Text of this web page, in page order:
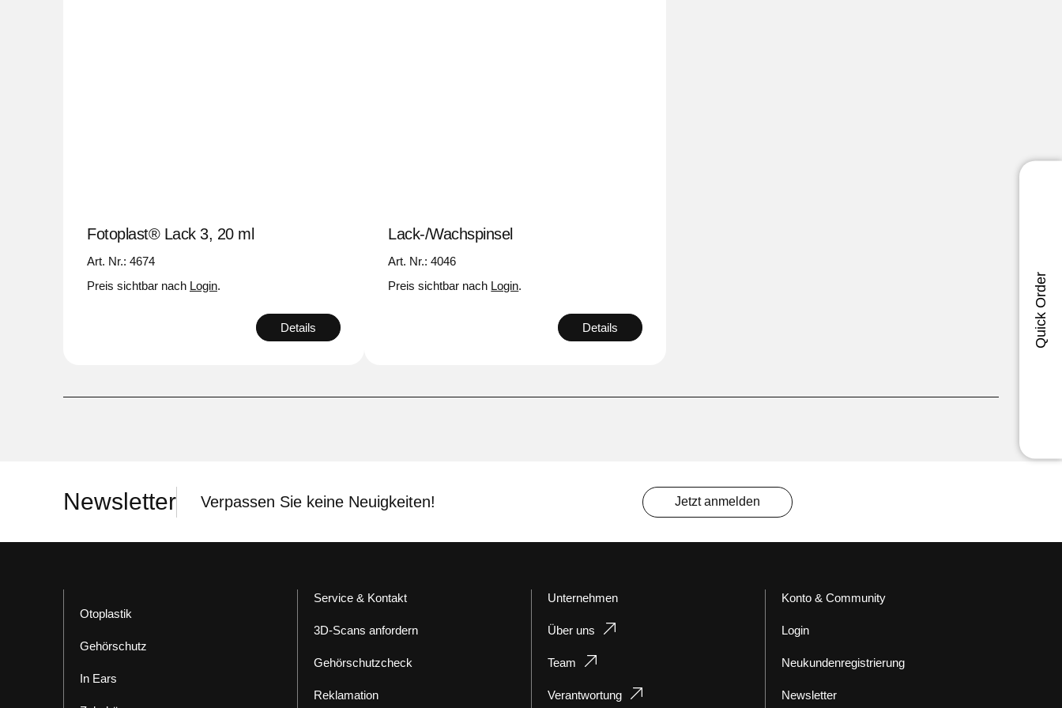
Fotoplast® Lack 3, 20 ml
Art. Nr.: 4674
Preis sichtbar nach Login.
Details
Lack-/Wachspinsel
Art. Nr.: 4046
Preis sichtbar nach Login.
Details
Newsletter Verpassen Sie keine Neuigkeiten! Jetzt anmelden
Otoplastik
Gehörschutz
In Ears
Service & Kontakt
3D-Scans anfordern
Gehörschutzcheck
Reklamation
Unternehmen
Über uns
Team
Verantwortung
Konto & Community
Login
Neukundenregistrierung
Newsletter
Quick Order